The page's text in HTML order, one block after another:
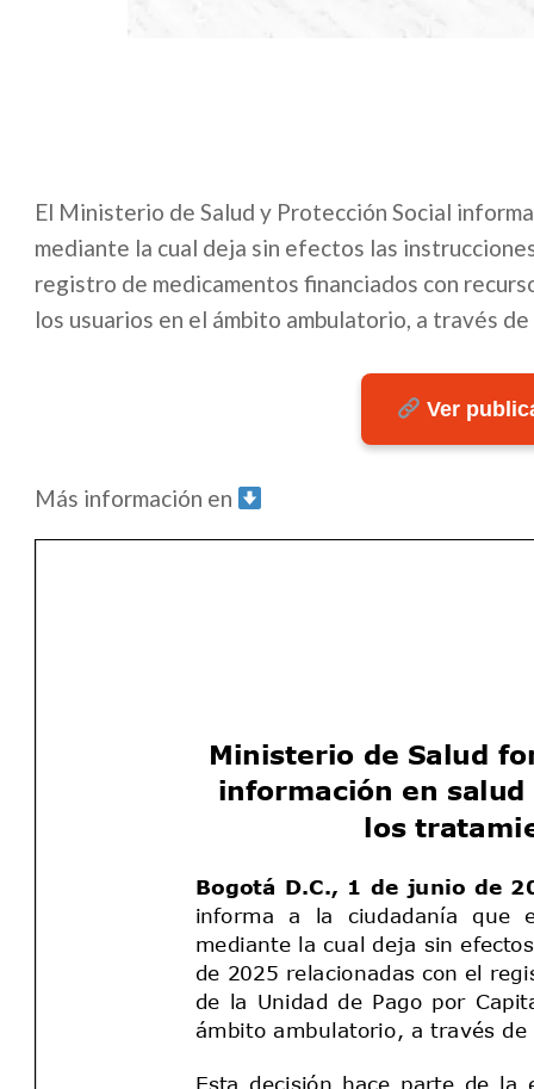
El Ministerio de Salud y Protección Social
mediante la cual deja sin efectos las
registro de medicamentos financiados con
los usuarios en el ámbito ambulatorio, a través
Ver
Más información en